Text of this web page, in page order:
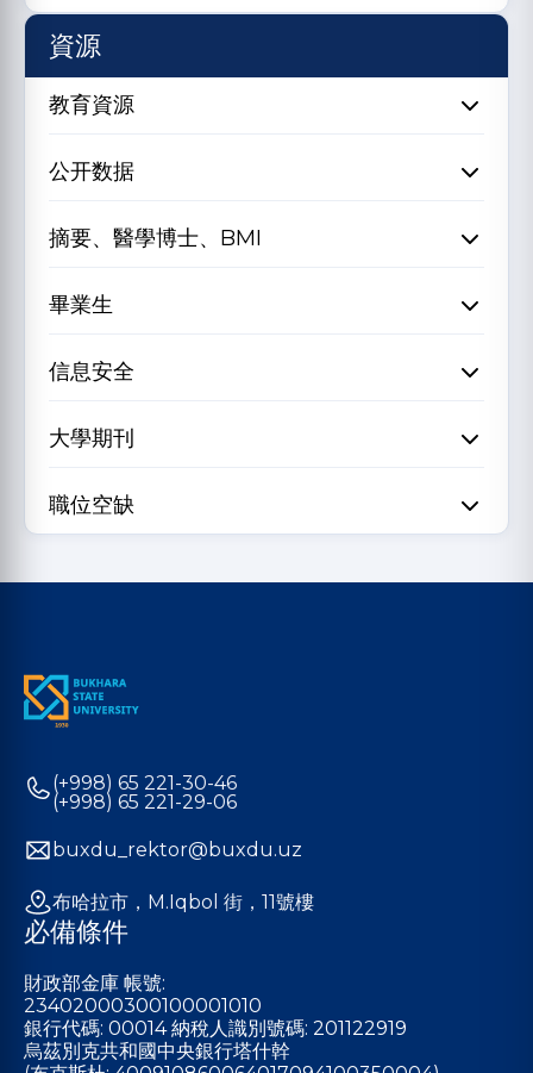
資源
教育資源
公开数据
摘要、醫學博士、BMI
畢業生
信息安全
大學期刊
職位空缺
(+998) 65 221-30-46
(+998) 65 221-29-06
buxdu_rektor@buxdu.uz
布哈拉市，M.Iqbol 街，11號樓
必備條件
財政部金庫 帳號:
23402000300100001010
銀行代碼: 00014 納稅人識別號碼: 201122919
烏茲別克共和國中央銀行塔什幹